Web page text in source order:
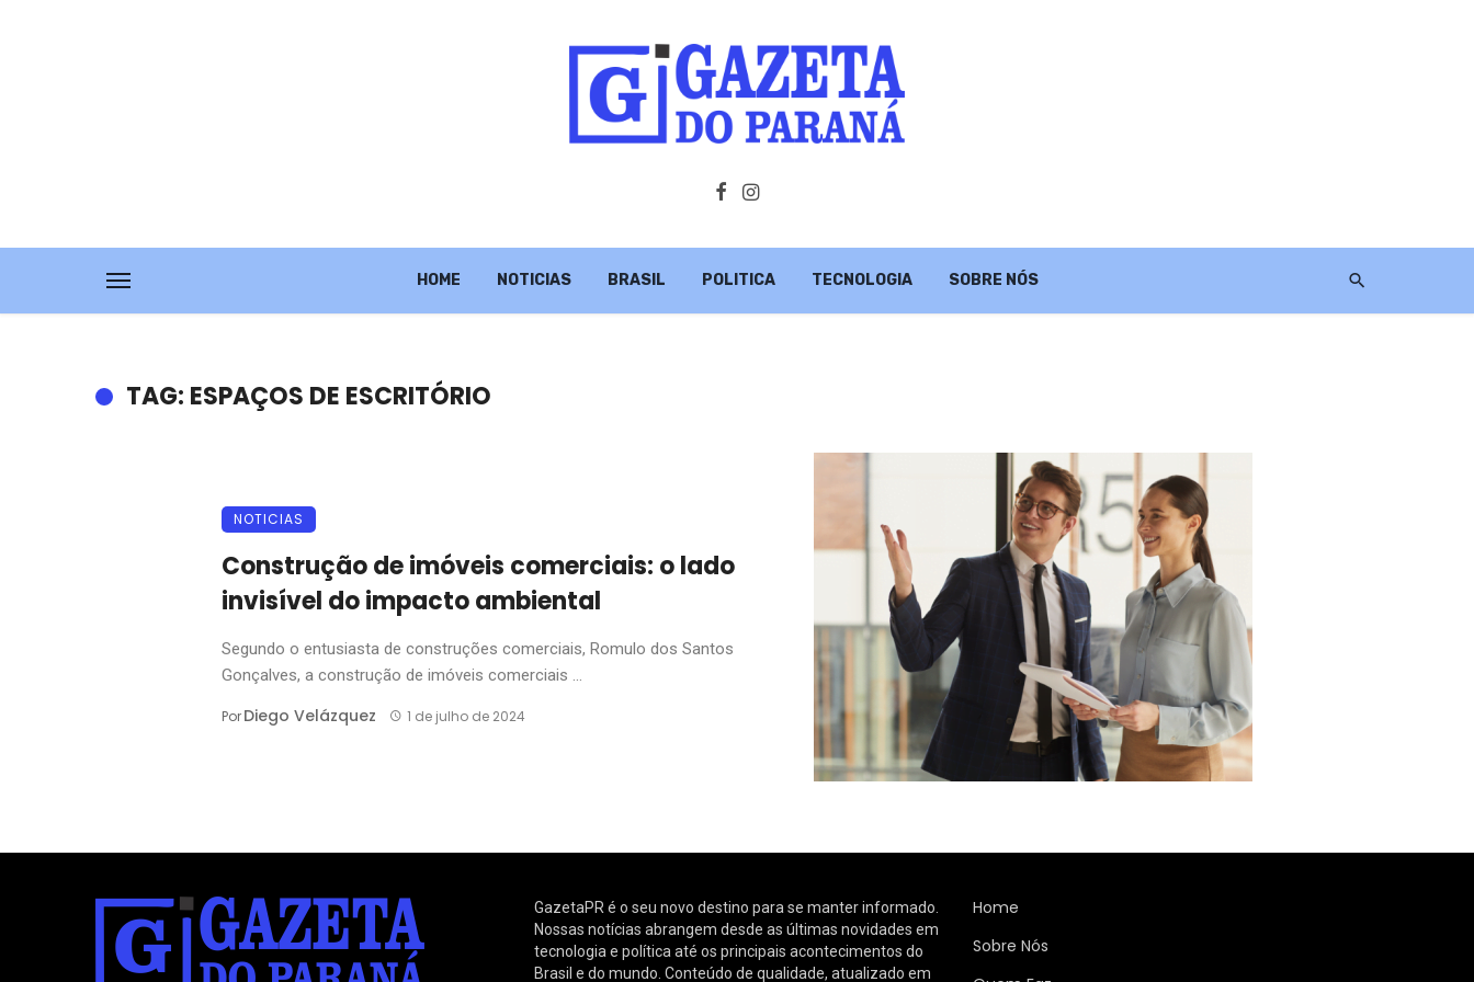
HOME NOTICIAS BRASIL POLITICA TECNOLOGIA SOBRE NÓS
TAG: ESPAÇOS DE ESCRITÓRIO
NOTICIAS
Construção de imóveis comerciais: o lado
invisível do impacto ambiental
Segundo o entusiasta de construções comerciais, Romulo dos Santos
Gonçalves, a construção de imóveis comerciais ...
PorDiego Velázquez 1 de julho de 2024
GazetaPR é o seu novo destino para se manter informado.
Nossas notícias abrangem desde as últimas novidades em
tecnologia e política até os principais acontecimentos do
Brasil e do mundo. Conteúdo de qualidade, atualizado em
Home
Sobre Nós